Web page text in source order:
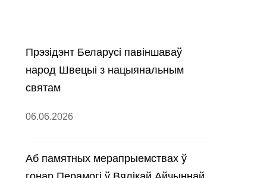
Прэзідэнт Беларусі павіншаваў
народ Швецыі з нацыянальным
святам
06.06.2026
Аб памятных мерапрыемствах ў